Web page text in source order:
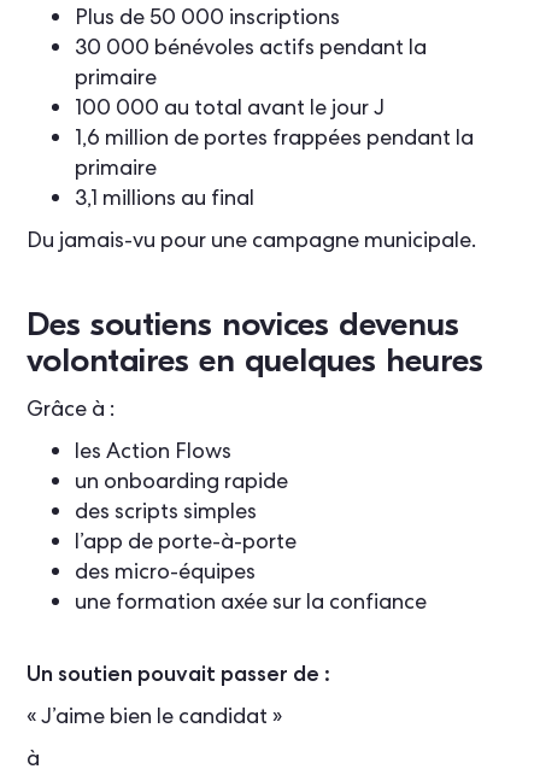
Plus de 50 000 inscriptions
30 000 bénévoles actifs pendant la
primaire
100 000 au total avant le jour J
1,6 million de portes frappées pendant la
primaire
3,1 millions au final
Du jamais-vu pour une campagne municipale.
Des soutiens novices devenus
volontaires en quelques heures
Grâce à :
les Action Flows
un onboarding rapide
des scripts simples
l’app de porte-à-porte
des micro-équipes
une formation axée sur la confiance
Un soutien pouvait passer de :
« J’aime bien le candidat »
à